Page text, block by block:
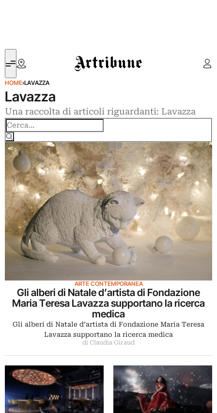
Artribune
HOME›LAVAZZA
Lavazza
Una raccolta di articoli riguardanti: Lavazza
Cerca
ARTE CONTEMPORANEA
Gli alberi di Natale d’artista di Fondazione
Maria Teresa Lavazza supportano la ricerca
medica
Gli alberi di Natale d’artista di Fondazione Maria Teresa
Lavazza supportano la ricerca medica
di Claudia Giraud